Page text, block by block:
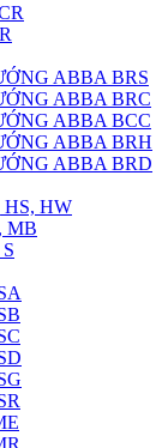
ABBA BRS
ABBA BRC
ABBA BCC
ABBA BRH
ABBA BRD
HW
MB